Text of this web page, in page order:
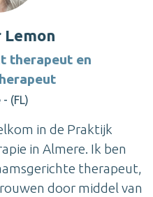
therapeut en
(FL)
in de Praktijk
in Almere. Ik ben
therapeut,
door middel van